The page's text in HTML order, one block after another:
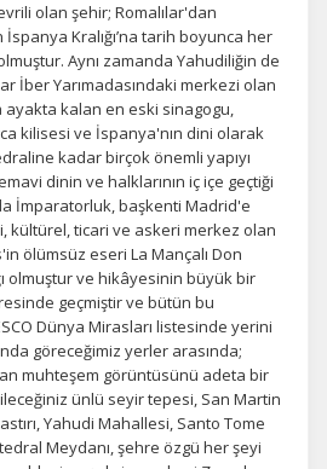
olan şehir; Romalılar'dan
Kralığı’na tarih boyunca her
Aynı zamanda Yahudiliğin de
İber Yarımadasındaki merkezi olan
ayakta kalan en eski sinagogu,
kilisesi ve İspanya'nın dini olarak
kadar birçok önemli yapıyı
dinin ve halklarının iç içe geçtiği
İmparatorluk, başkenti Madrid'e
kültürel, ticari ve askeri merkez olan
ölümsüz eseri La Mançalı Don
olmuştur ve hikâyesinin büyük bir
geçmiştir ve bütün bu
Dünya Mirasları listesinde yerini
göreceğimiz yerler arasında;
muhteşem görüntüsünü adeta bir
ünlü seyir tepesi, San Martin
Yahudi Mahallesi, Santo Tome
Meydanı, şehre özgü her şeyi